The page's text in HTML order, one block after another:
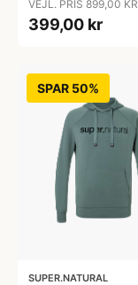
VEJL. PRIS 899,00 KR
399,00 kr
SPAR 50%
SUPER.NATURAL